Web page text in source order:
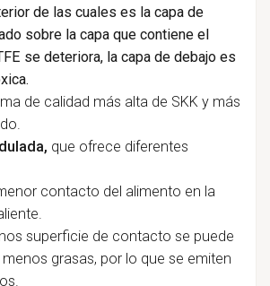
de las cuales es la capa de
sobre la capa que contiene el
se deteriora, la capa de debajo es
de calidad más alta de SKK y más
que ofrece diferentes
contacto del alimento en la
superficie de contacto se puede
grasas, por lo que se emiten